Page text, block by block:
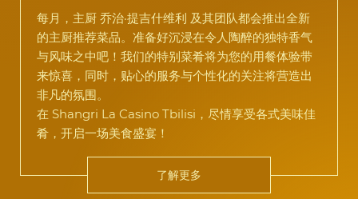
每月，主厨 乔治·提吉什维利 及其团队都会推出全新
的主厨推荐菜品。准备好沉浸在令人陶醉的独特香气
与风味之中吧！我们的特别菜肴将为您的用餐体验带
来惊喜，同时，贴心的服务与个性化的关注将营造出
非凡的氛围。
在 Shangri La Casino Tbilisi，尽情享受各式美味佳
肴，开启一场美食盛宴！
了解更多